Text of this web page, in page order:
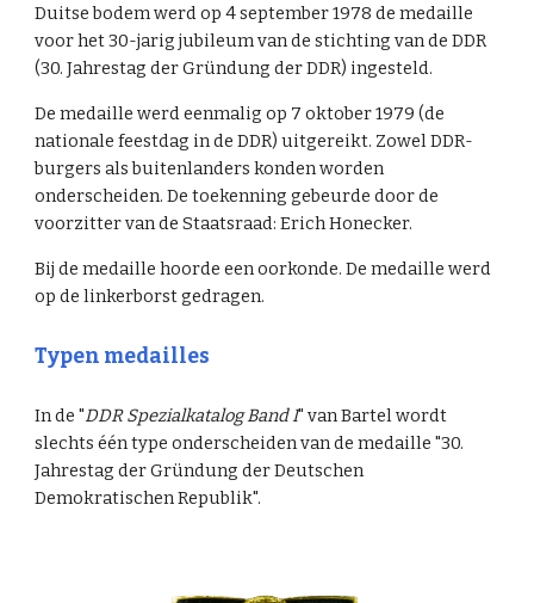
Duitse bodem werd op 4 september 1978 de medaille
voor het 30-jarig jubileum van de stichting van de DDR
(30. Jahrestag der Gründung der DDR) ingesteld.
De medaille werd eenmalig op 7 oktober 1979 (de
nationale feestdag in de DDR) uitgereikt. Zowel DDR-
burgers als buitenlanders konden worden
onderscheiden. De toekenning gebeurde door de
voorzitter van de Staatsraad: Erich Honecker.
Bij de medaille hoorde een oorkonde. De medaille werd
op de linkerborst gedragen.
Typen medailles
In de "DDR Spezialkatalog Band I" van Bartel wordt
slechts één type onderscheiden van de medaille "30.
Jahrestag der Gründung der Deutschen
Demokratischen Republik".